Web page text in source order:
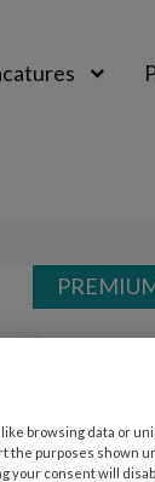
0 Delen
browsing data or
the purposes shown
your consent will